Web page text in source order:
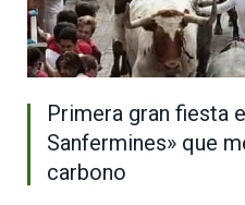
Primera gran fiesta
Sanfermines» que
carbono